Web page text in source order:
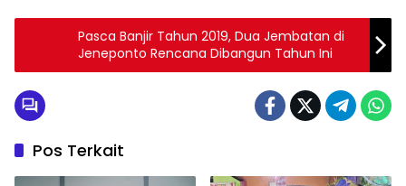
Pasca Banjir Tahun 2019, Dua Jembatan di
Jeneponto Rencana Dibangun Tahun Ini
Pos Terkait